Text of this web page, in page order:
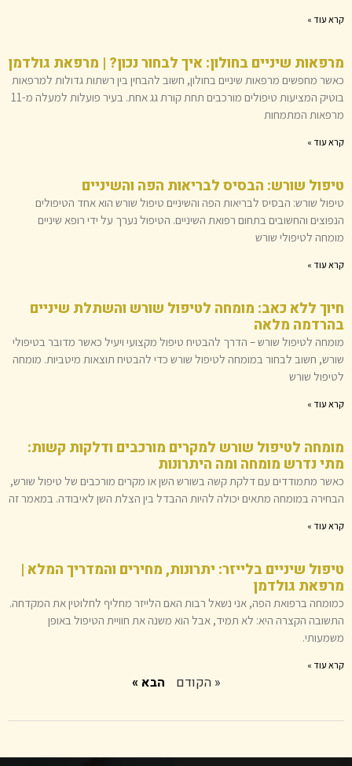
קרא עוד »
מרפאות שיניים בחולון: איך לבחור נכון? | מרפאת גולדמן
כאשר מחפשים מרפאות שיניים בחולון, חשוב להבחין בין רשתות גדולות למרפאות
בוטיק המציעות טיפולים מורכבים תחת קורת גג אחת. בעיר פועלות למעלה מ-11
מרפאות המתמחות
קרא עוד »
טיפול שורש: הבסיס לבריאות הפה והשיניים
טיפול שורש: הבסיס לבריאות הפה והשיניים טיפול שורש הוא אחד הטיפולים
הנפוצים והחשובים בתחום רפואת השיניים. הטיפול נערך על ידי רופא שיניים
מומחה לטיפולי שורש
קרא עוד »
חיוך ללא כאב: מומחה לטיפול שורש והשתלת שיניים
בהרדמה מלאה
מומחה לטיפול שורש – הדרך להבטיח טיפול מקצועי ויעיל כאשר מדובר בטיפולי
שורש, חשוב לבחור במומחה לטיפול שורש כדי להבטיח תוצאות מיטביות. מומחה
לטיפול שורש
קרא עוד »
מומחה לטיפול שורש למקרים מורכבים ודלקות קשות:
מתי נדרש מומחה ומה היתרונות
כאשר מתמודדים עם דלקת קשה בשורש השן או מקרים מורכבים של טיפול שורש,
הבחירה במומחה מתאים יכולה להיות ההבדל בין הצלת השן לאיבודה. במאמר זה
קרא עוד »
טיפול שיניים בלייזר: יתרונות, מחירים והמדריך המלא |
מרפאת גולדמן
כמומחה ברפואת הפה, אני נשאל רבות האם הלייזר מחליף לחלוטין את המקדחה.
התשובה הקצרה היא: לא תמיד, אבל הוא משנה את חוויית הטיפול באופן
משמעותי.
קרא עוד »
« הקודם הבא »